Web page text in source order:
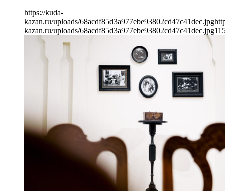
https://kuda-
kazan.ru/uploads/68acdf85d3a977ebe93802cd47c41dec.jpg
kazan.ru/uploads/68acdf85d3a977ebe93802cd47c41dec.jpg